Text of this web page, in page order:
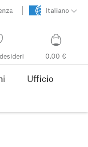
Italiano
0,00 €
Ufficio